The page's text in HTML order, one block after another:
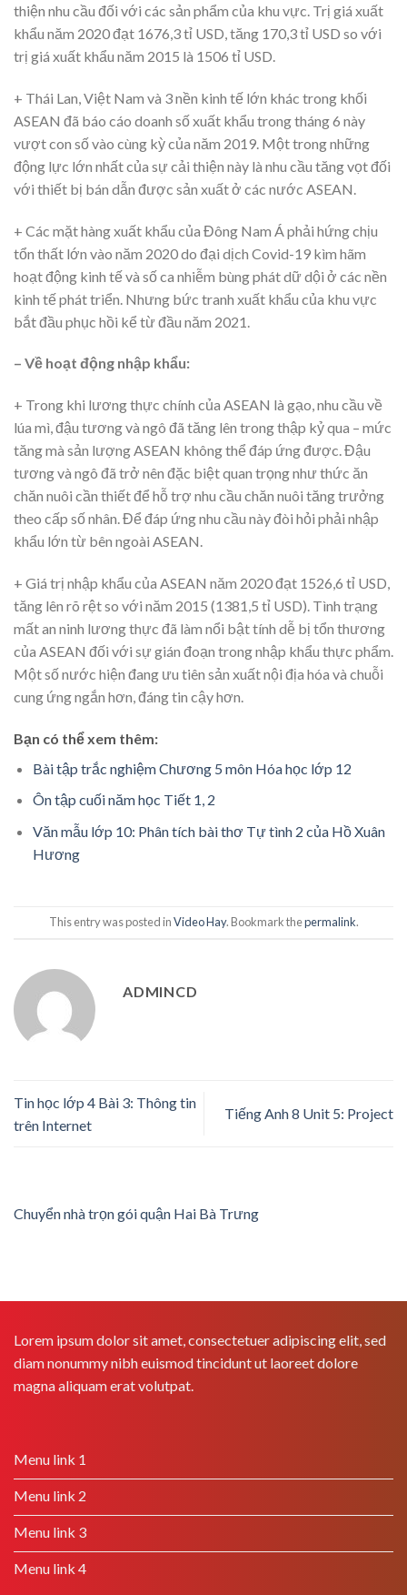
thiện nhu cầu đối với các sản phẩm của khu vực. Trị giá xuất
khẩu năm 2020 đạt 1676,3 tỉ USD, tăng 170,3 tỉ USD so với
trị giá xuất khẩu năm 2015 là 1506 tỉ USD.
+ Thái Lan, Việt Nam và 3 nền kinh tế lớn khác trong khối
ASEAN đã báo cáo doanh số xuất khẩu trong tháng 6 này
vượt con số vào cùng kỳ của năm 2019. Một trong những
động lực lớn nhất của sự cải thiện này là nhu cầu tăng vọt đối
với thiết bị bán dẫn được sản xuất ở các nước ASEAN.
+ Các mặt hàng xuất khẩu của Đông Nam Á phải hứng chịu
tổn thất lớn vào năm 2020 do đại dịch Covid-19 kìm hãm
hoạt động kinh tế và số ca nhiễm bùng phát dữ dội ở các nền
kinh tế phát triển. Nhưng bức tranh xuất khẩu của khu vực
bắt đầu phục hồi kể từ đầu năm 2021.
– Về hoạt động nhập khẩu:
+ Trong khi lương thực chính của ASEAN là gạo, nhu cầu về
lúa mì, đậu tương và ngô đã tăng lên trong thập kỷ qua – mức
tăng mà sản lượng ASEAN không thể đáp ứng được. Đậu
tương và ngô đã trở nên đặc biệt quan trọng như thức ăn
chăn nuôi cần thiết để hỗ trợ nhu cầu chăn nuôi tăng trưởng
theo cấp số nhân. Để đáp ứng nhu cầu này đòi hỏi phải nhập
khẩu lớn từ bên ngoài ASEAN.
+ Giá trị nhập khẩu của ASEAN năm 2020 đạt 1526,6 tỉ USD,
tăng lên rõ rệt so với năm 2015 (1381,5 tỉ USD). Tình trạng
mất an ninh lương thực đã làm nổi bật tính dễ bị tổn thương
của ASEAN đối với sự gián đoạn trong nhập khẩu thực phẩm.
Một số nước hiện đang ưu tiên sản xuất nội địa hóa và chuỗi
cung ứng ngắn hơn, đáng tin cậy hơn.
Bạn có thể xem thêm:
Bài tập trắc nghiệm Chương 5 môn Hóa học lớp 12
Ôn tập cuối năm học Tiết 1, 2
Văn mẫu lớp 10: Phân tích bài thơ Tự tình 2 của Hồ Xuân
Hương
This entry was posted inVideo Hay. Bookmark thepermalink.
ADMINCD
Tin học lớp 4 Bài 3: Thông tin
trên Internet
Tiếng Anh 8 Unit 5: Project
Chuyển nhà trọn gói quận Hai Bà Trưng
Lorem ipsum dolor sit amet, consectetuer adipiscing elit, sed
diam nonummy nibh euismod tincidunt ut laoreet dolore
magna aliquam erat volutpat.
Menu link 1
Menu link 2
Menu link 3
Menu link 4